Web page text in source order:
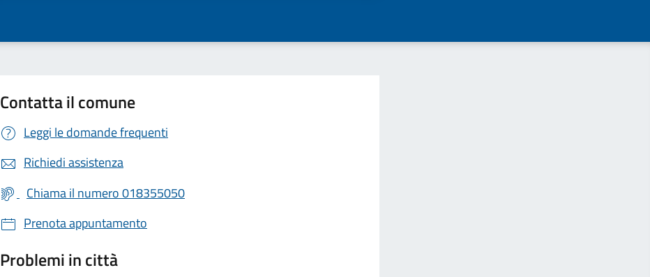
Contatta il comune
Leggi le domande frequenti
Richiedi assistenza
Chiama il numero 018355050
Prenota appuntamento
Problemi in città